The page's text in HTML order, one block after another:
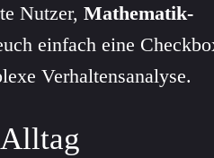
Nutzer, Mathematik-
einfach eine
Verhaltensanalyse.